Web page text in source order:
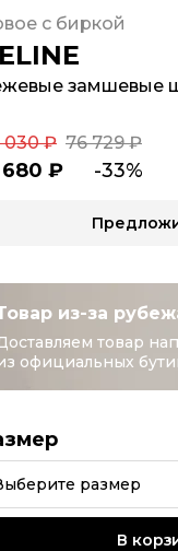
замшевые
с биркой
680 ₽ -33%
030 ₽ 76 729 ₽
из-за
товар
официальных
размер
В